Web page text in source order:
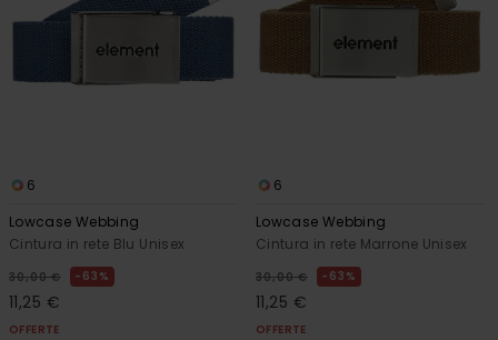
6
Lowcase Webbing
Cintura in rete Blu Unisex
30,00 € 63%
11,25 €
OFFERTE
6
Lowcase Webbing
Cintura in rete Marrone Unisex
30,00 € 63%
11,25 €
OFFERTE